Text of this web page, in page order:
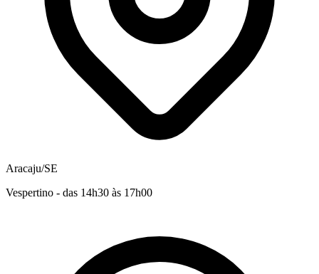
Aracaju/SE
Vespertino - das 14h30 às 17h00